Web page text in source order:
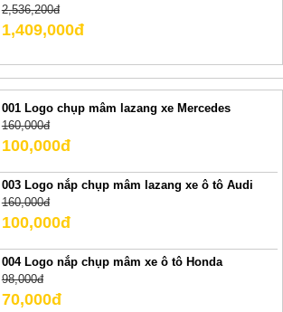
2,536,200đ
1,409,000đ
001 Logo chụp mâm lazang xe Mercedes
160,000đ
100,000đ
003 Logo nắp chụp mâm lazang xe ô tô Audi
160,000đ
100,000đ
004 Logo nắp chụp mâm xe ô tô Honda
98,000đ
70,000đ